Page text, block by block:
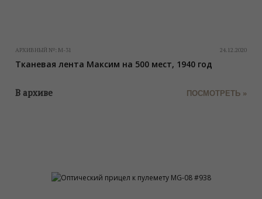
АРХИВНЫЙ №: М-31 24.12.2020
Тканевая лента Максим на 500 мест, 1940 год
В архиве ПОСМОТРЕТЬ »